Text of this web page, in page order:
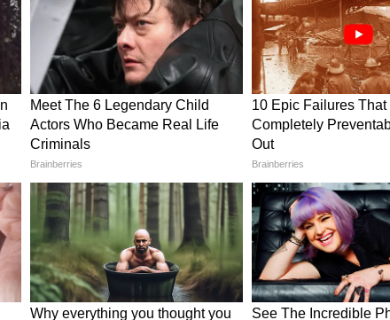
की बेहतर निगरानी और इमरजेंसी मेडिकल सेवाओं को
महीने में एक मैटरनल और इन्फेंट मोर्टेलिटी “वॉर रूम” बनाने